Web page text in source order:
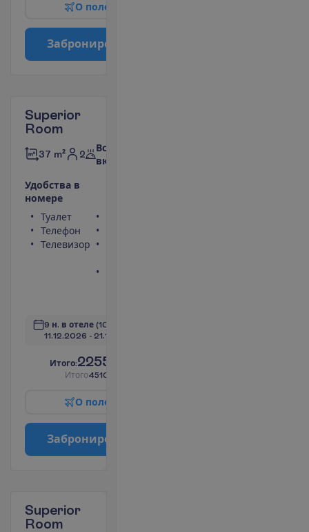
О поле
Заброниро
Superior
Room
37 m² 2
Все
включено
Удобства в
номере
Туалет
Телефон
Телевизор
9 н. в отеле (10 н. всего)
11.12.2026 - 21.12.2026
Итого:2255.00
Итого4510.00
О поле
Заброниро
Superior
Room